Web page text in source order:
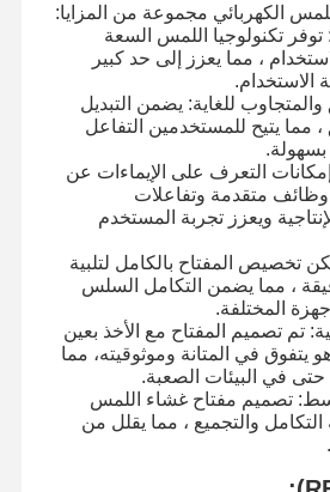
الجودة اتصل بنا أخبار
متعدد الكلور
الكهربائي مجموعة من المزايا:
تكنولوجيا اللمس السعة
، مما يعزز إلى حد كبير
الاستخدام.
للغاية: يضمن التبديل
، مما يتيح للمستخدمين التفاعل
بسهولة.
التعرف على الإيماءات عن
متقدمة وتفاعلات
ويعزز تجربة المستخدم
تخصيص المفتاح بالكامل لتلبية
، مما يضمن التكامل السلس
المختلفة.
تم تصميم المفتاح مع الأخذ بعين
يتفوق في المتانة وموثوقيته، مما
في البيئات الصعبة.
تصميم مفتاح غشاء اللمس
التكامل والتجميع ، مما يقلل من